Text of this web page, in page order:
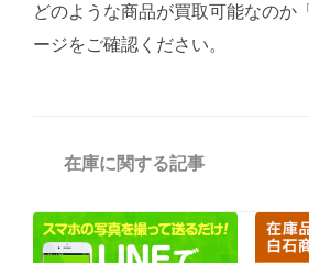
どのような商品が買取可能なのか「
ージをご確認ください。
カ
ー
在庫に関する記事